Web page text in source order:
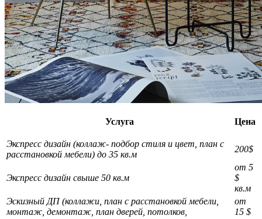
Услуга Цена
Экспресс дизайн (коллаж- подбор стиля и цвет, план с
расстановкой мебели) до 35 кв.м
200$
Экспресс дизайн свыше 50 кв.м
от 5
$
кв.м
Эскизный ДП (коллажи, план с расстановкой мебели,
монтаж, демонтаж, план дверей, потолков,
от
15 $